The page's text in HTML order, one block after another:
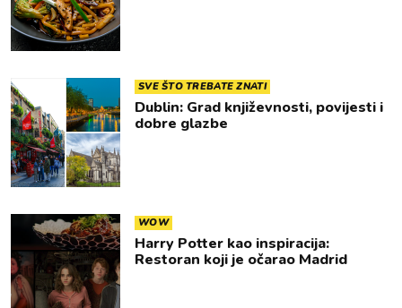
SVE ŠTO TREBATE ZNATI
Dublin: Grad književnosti, povijesti i
dobre glazbe
WOW
Harry Potter kao inspiracija:
Restoran koji je očarao Madrid